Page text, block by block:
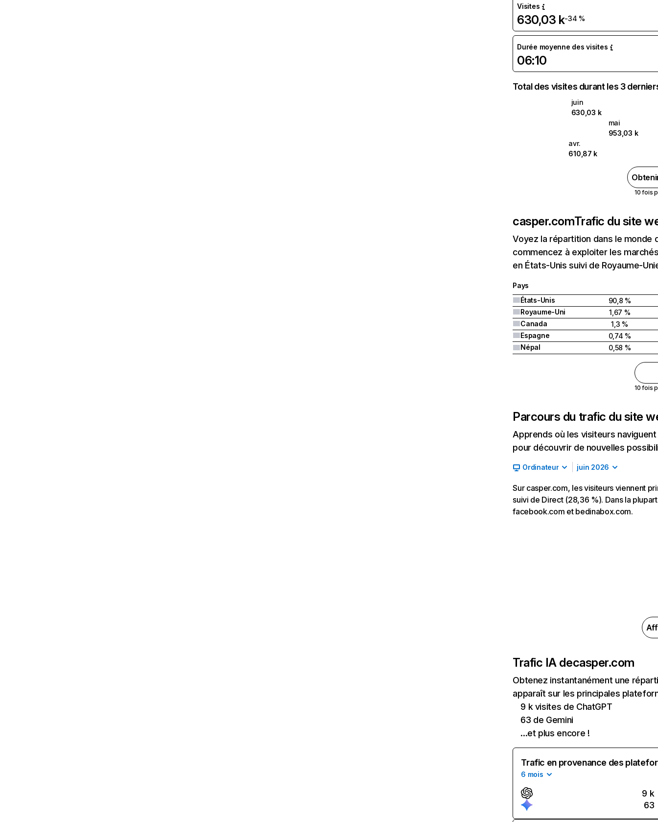
Visites
630,03 k-34 %
Durée moyenne des visites
06:10
Total des visites durant les 3
juin
630,03 k
mai
953,03 k
avr.
610,87 k
10 fois
casper.comTrafic du site
Voyez la répartition dans le
commencez à exploiter les
en États-Unis suivi de Royaume-
Pays
États-Unis
90,8 %
Royaume-Uni
1,67 %
Canada
1,3 %
Espagne
0,74 %
Népal
0,58 %
10 fois
Parcours du trafic du site
Apprends où les visiteurs
pour découvrir de nouvelles
Ordinateur juin 2026
Sur casper.com, les visiteurs viennent
suivi de Direct (28,36 %). Dans la
facebook.com et bedinabox.com.
Trafic IA decasper.com
Obtenez instantanément une
apparaît sur les principales
9 k visites de ChatGPT
63 de Gemini
...et plus encore !
Trafic en provenance des
6 mois
9 k
63